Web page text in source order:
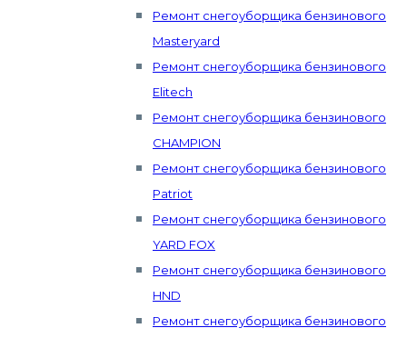
Ремонт снегоуборщика бензинового
Masteryard
Ремонт снегоуборщика бензинового
Elitech
Ремонт снегоуборщика бензинового
CHAMPION
Ремонт снегоуборщика бензинового
Patriot
Ремонт снегоуборщика бензинового
YARD FOX
Ремонт снегоуборщика бензинового
HND
Ремонт снегоуборщика бензинового